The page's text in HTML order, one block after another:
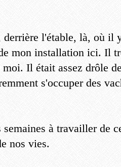
derrière l'étable, là, où il
mon installation ici. Il
Il était assez drôle
s'occuper des
à travailler de
nos vies.